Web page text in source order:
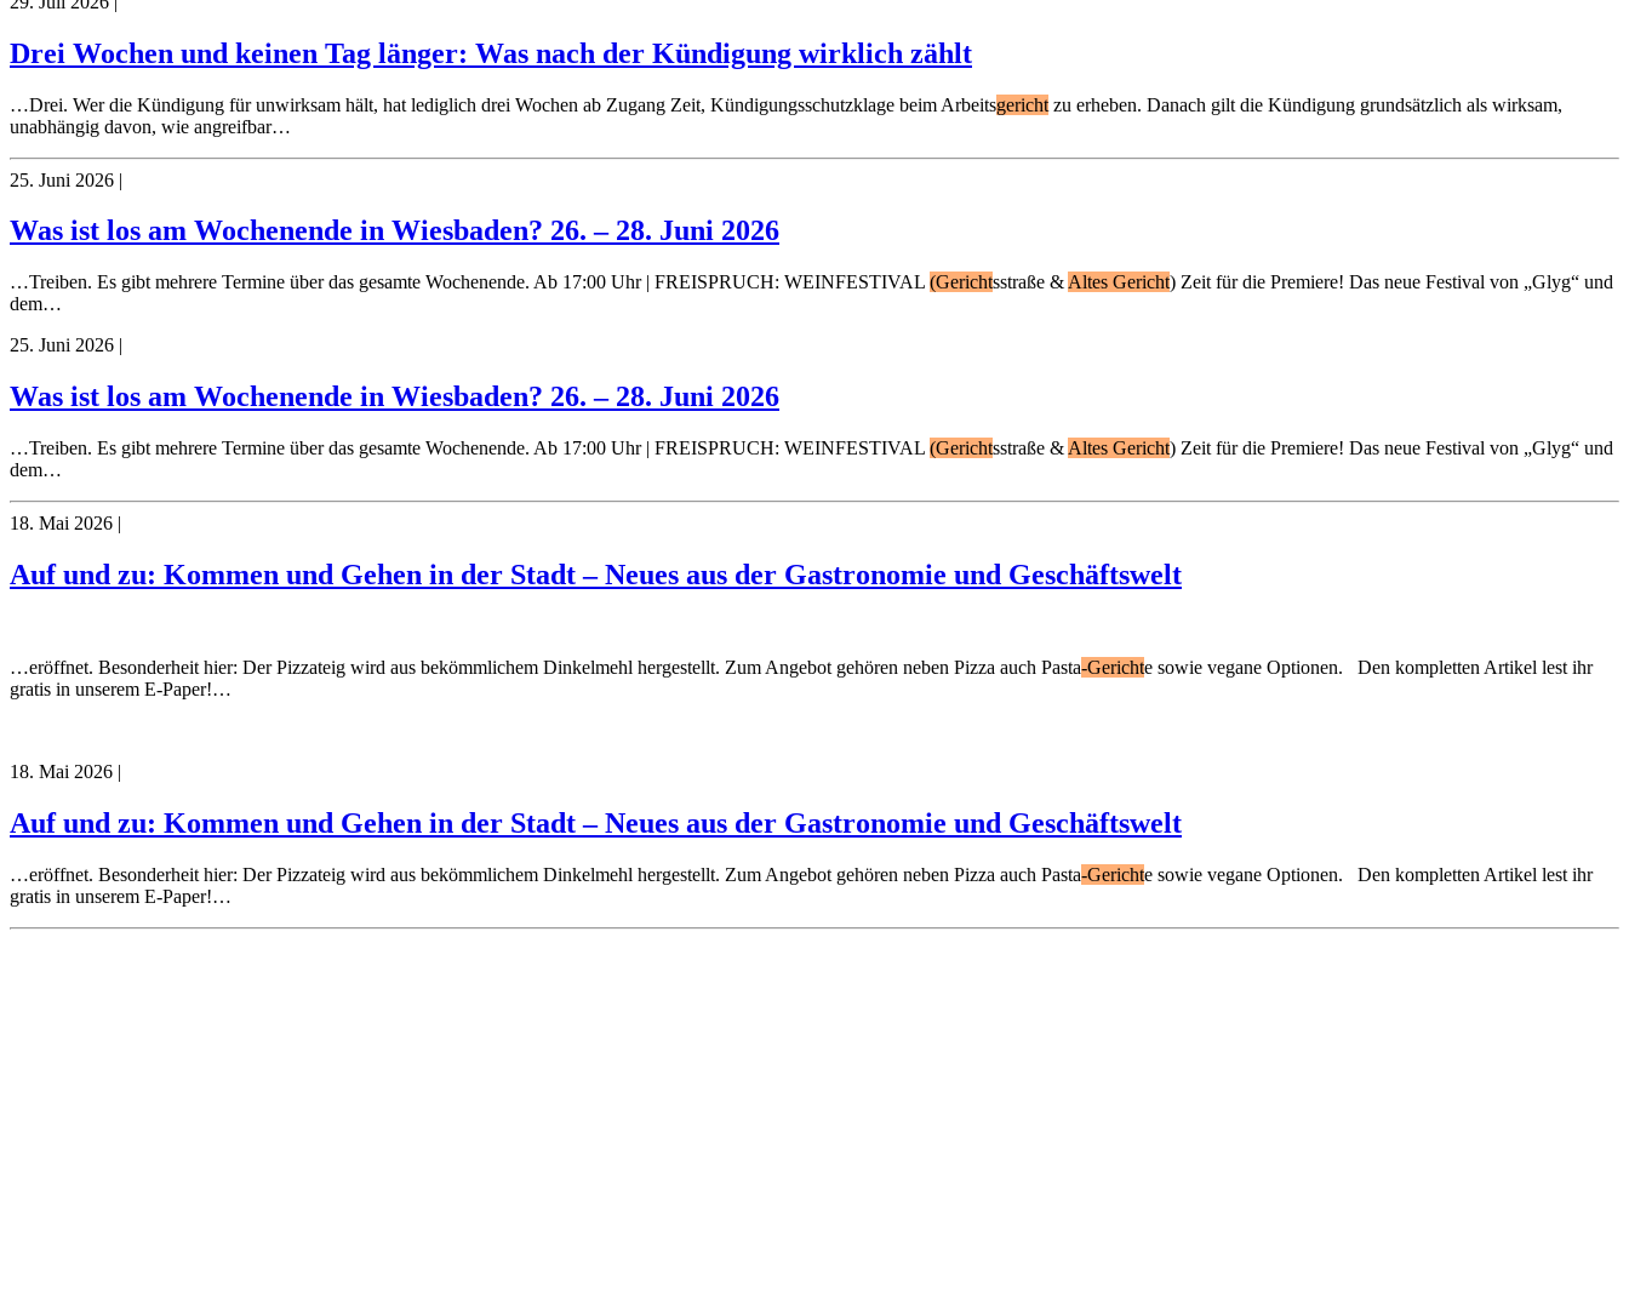
Drei Wochen und keinen Tag länger: Was nach der Kündigung wirklich zählt
…Drei. Wer die Kündigung für unwirksam hält, hat lediglich drei Wochen ab Zugang Zeit, Kündigungsschutzklage beim Arbeitsgericht zu erheben. Danach gilt die Kündigung grundsätzlich als wirksam,
unabhängig davon, wie angreifbar…
25. Juni 2026 |
Was ist los am Wochenende in Wiesbaden? 26. – 28. Juni 2026
…Treiben. Es gibt mehrere Termine über das gesamte Wochenende. Ab 17:00 Uhr | FREISPRUCH: WEINFESTIVAL (Gerichtsstraße & Altes Gericht) Zeit für die Premiere! Das neue Festival von „Glyg“ und
dem…
25. Juni 2026 |
Was ist los am Wochenende in Wiesbaden? 26. – 28. Juni 2026
…Treiben. Es gibt mehrere Termine über das gesamte Wochenende. Ab 17:00 Uhr | FREISPRUCH: WEINFESTIVAL (Gerichtsstraße & Altes Gericht) Zeit für die Premiere! Das neue Festival von „Glyg“ und
dem…
18. Mai 2026 |
Auf und zu: Kommen und Gehen in der Stadt – Neues aus der Gastronomie und Geschäftswelt
…eröffnet. Besonderheit hier: Der Pizzateig wird aus bekömmlichem Dinkelmehl hergestellt. Zum Angebot gehören neben Pizza auch Pasta-Gerichte sowie vegane Optionen. Den kompletten Artikel lest ihr
gratis in unserem E-Paper!…
18. Mai 2026 |
Auf und zu: Kommen und Gehen in der Stadt – Neues aus der Gastronomie und Geschäftswelt
…eröffnet. Besonderheit hier: Der Pizzateig wird aus bekömmlichem Dinkelmehl hergestellt. Zum Angebot gehören neben Pizza auch Pasta-Gerichte sowie vegane Optionen. Den kompletten Artikel lest ihr
gratis in unserem E-Paper!…